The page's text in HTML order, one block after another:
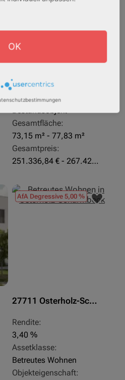
Rendite:
Pflegeapartment
Objekteigenschaft:
Bestandsobjekt
Gesamtfläche:
73,15 m² - 77,83 m²
Gesamtpreis:
251.336,84 € - 267.420,00 €
AfA Degressive 5,00 %
27711 Osterholz-Scharmbeck
Rendite:
3,40 %
Assetklasse:
Betreutes Wohnen
Objekteigenschaft:
OK